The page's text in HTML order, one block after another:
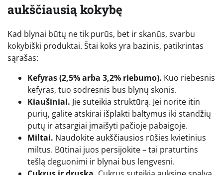
aukščiausią kokybę
Kad blynai būtų ne tik purūs, bet ir skanūs, svarbu
kokybiški produktai. Štai koks yra bazinis, patikrintas
sąrašas:
Kefyras (2,5% arba 3,2% riebumo). Kuo riebesnis
kefyras, tuo sodresnis bus blynų skonis.
Kiaušiniai. Jie suteikia struktūrą. Jei norite itin
purių, galite atskirai išplakti baltymus iki standžių
putų ir atsargiai įmaišyti pačioje pabaigoje.
Miltai. Naudokite aukščiausios rūšies kvietinius
miltus. Būtinai juos persijokite – tai praturtins
tešlą deguonimi ir blynai bus lengvesni.